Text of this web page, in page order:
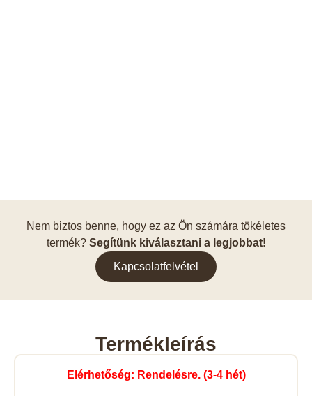
Nem biztos benne, hogy ez az Ön számára tökéletes
termék? Segítünk kiválasztani a legjobbat!
Kapcsolatfelvétel
Termékleírás
Elérhetőség: Rendelésre. (3-4 hét)